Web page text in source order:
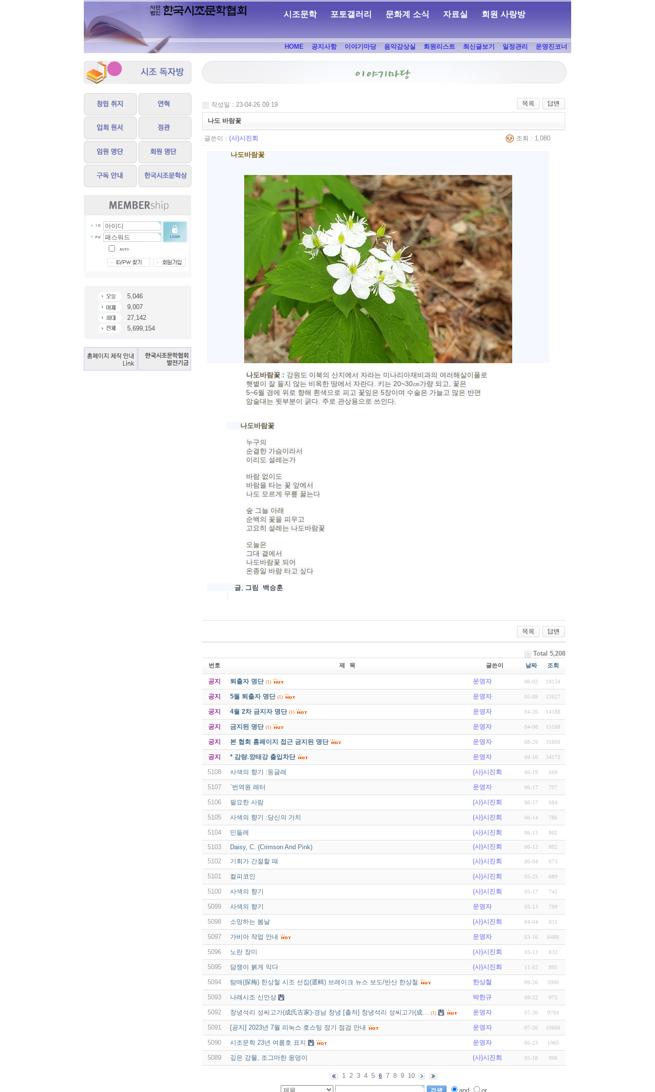
시조문학 포토갤러리 문화계 소식 자료실 회원 사랑방
HOME 공지사항 이야기마당 음악감상실 회원리스트 최신글보기 일정관리 운영진코너
5,046
9,007
27,142
5,699,154
작성일 : 23-04-26 09:19
나도 바람꽃
글쓴이 : (사)시진회 조회 : 1,080
나도바람꽃
나도바람꽃 : 강원도 이북의 산지에서 자라는 미나리아재비과의 여러해살이풀로
햇볕이 잘 들지 않는 비옥한 땅에서 자란다. 키는 20~30㎝가량 되고, 꽃은
5~6월 경에 위로 향해 흰색으로 피고 꽃잎은 5장이며 수술은 가늘고 많은 반면
암술대는 윗부분이 굵다. 주로 관상용으로 쓰인다.
나도바람꽃
​누구의
순결한 가슴이라서
이리도 설레는가
바람 없이도
바람을 타는 꽃 앞에서
나도 모르게 무릎 꿇는다
숲 그늘 아래
순백의 꽃을 피우고
고요히 설레는 나도바람꽃
오늘은
그대 곁에서
나도바람꽃 되어
온종일 바람 타고 싶다
글, 그림 백승훈
Total 5,208
번호 제 목 글쓴이 날짜 조회
공지 퇴출자 명단 (1) 운영자 06-02 10154
공지 5월 퇴출자 명단 (1) 운영자 05-09 12627
공지 4월 2차 금지자 명단 (1) 운영자 04-26 14188
공지 금지된 명단 (1) 운영자 04-08 15168
공지 본 협회 홈페이지 접근 금지된 명단 운영자 08-29 31800
공지 * 감량.깡태강 출입차단 운영자 09-16 34172
5108 사색의 향기 :둥글레 (사)시진회 06-19 669
5107 `번역원 레터 운영자 06-17 707
5106 필요한 사람 (사)시진회 06-17 684
5105 사색의 향기 :당신의 가치 (사)시진회 06-14 786
5104 민들레 (사)시진회 06-13 802
5103 Daisy, C. (Crimson And Pink) (사)시진회 06-12 802
5102 기회가 간절할 때 (사)시진회 06-04 673
5101 컬피코인 (사)시진회 05-25 689
5100 사색의 향기 (사)시진회 05-17 742
5099 사색의 향기 운영자 05-13 799
5098 소망하는 봄날 (사)시진회 04-04 831
5097 가비아 작업 안내 운영자 03-16 6488
5096 노란 장미 (사)시진회 03-13 832
5095 담쟁이 붉게 익다 (사)시진회 11-02 895
5094 탐매(探梅) 한상철 시조 선집(選輯) 브레이크 뉴스 보도/반산 한상철 한상철 09-26 3900
5093 나래시조 신인상 박한규 09-22 975
5092 창녕석리 성씨고가(成氏古家)-경남 창녕 [출처] 창녕석리 성씨고가(成… (1) 운영자 07-30 9784
5091 [공지] 2023년 7월 리눅스 호스팅 정기 점검 안내 운영자 07-26 10606
5090 시조문학 23년 여름호 표지 운영자 06-23 1065
5089 깊은 강물, 조그마한 웅덩이 (사)시진회 05-18 996
1 2 3 4 5 6 7 8 9 10
and
or